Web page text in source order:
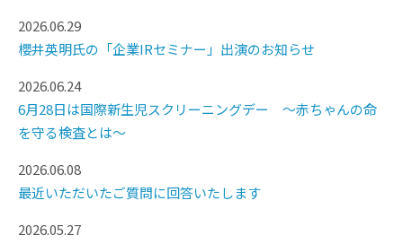
2026.06.29
櫻井英明氏の「企業IRセミナー」出演のお知らせ
2026.06.24
6月28日は国際新生児スクリーニングデー ～赤ちゃんの命
を守る検査とは～
2026.06.08
最近いただいたご質問に回答いたします
2026.05.27